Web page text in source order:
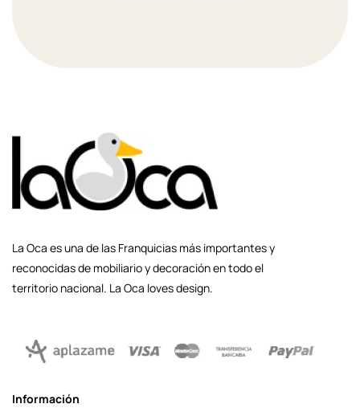
La Oca es una de las Franquicias más importantes y
reconocidas de mobiliario y decoración en todo el
territorio nacional. La Oca loves design.
Información